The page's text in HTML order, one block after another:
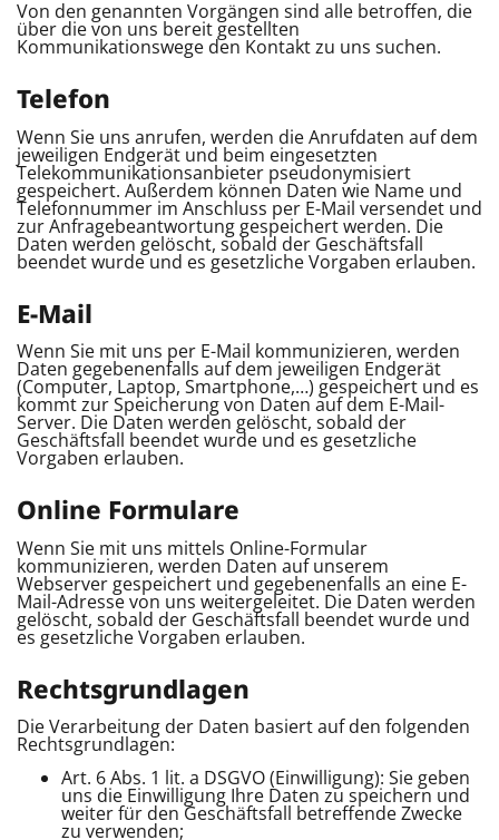
Von den genannten Vorgängen sind alle betroffen, die
über die von uns bereit gestellten
Kommunikationswege den Kontakt zu uns suchen.
Telefon
Wenn Sie uns anrufen, werden die Anrufdaten auf dem
jeweiligen Endgerät und beim eingesetzten
Telekommunikationsanbieter pseudonymisiert
gespeichert. Außerdem können Daten wie Name und
Telefonnummer im Anschluss per E-Mail versendet und
zur Anfragebeantwortung gespeichert werden. Die
Daten werden gelöscht, sobald der Geschäftsfall
beendet wurde und es gesetzliche Vorgaben erlauben.
E-Mail
Wenn Sie mit uns per E-Mail kommunizieren, werden
Daten gegebenenfalls auf dem jeweiligen Endgerät
(Computer, Laptop, Smartphone,…) gespeichert und es
kommt zur Speicherung von Daten auf dem E-Mail-
Server. Die Daten werden gelöscht, sobald der
Geschäftsfall beendet wurde und es gesetzliche
Vorgaben erlauben.
Online Formulare
Wenn Sie mit uns mittels Online-Formular
kommunizieren, werden Daten auf unserem
Webserver gespeichert und gegebenenfalls an eine E-
Mail-Adresse von uns weitergeleitet. Die Daten werden
gelöscht, sobald der Geschäftsfall beendet wurde und
es gesetzliche Vorgaben erlauben.
Rechtsgrundlagen
Die Verarbeitung der Daten basiert auf den folgenden
Rechtsgrundlagen:
Art. 6 Abs. 1 lit. a DSGVO (Einwilligung): Sie geben
uns die Einwilligung Ihre Daten zu speichern und
weiter für den Geschäftsfall betreffende Zwecke
zu verwenden;